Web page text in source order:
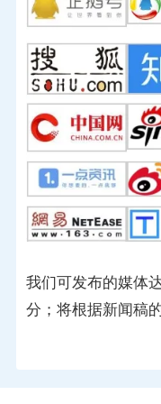
我们可发布的媒体
分；将根据新闻稿